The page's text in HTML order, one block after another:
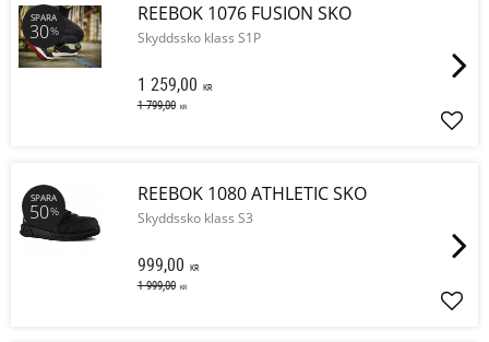
REEBOK 1076 FUSION SKO
Skyddssko klass S1P
1 259,00 KR
1 799,00 KR
SPARA
30%
REEBOK 1080 ATHLETIC SKO
Skyddssko klass S3
999,00 KR
1 999,00 KR
SPARA
50%